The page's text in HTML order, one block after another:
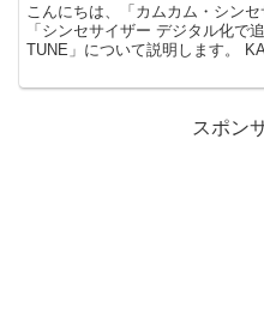
こんにちは、「カムカム・シンセサ
「シンセサイザー デジタル化で
TUNE」について説明します。 KAMIN microKORG XL+ Sound
スポン